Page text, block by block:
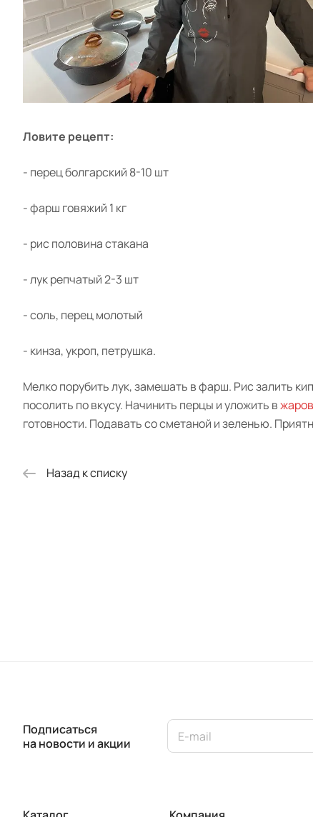
Ловите рецепт:
- перец болгарский 8-10 шт
- фарш говяжий 1 кг
- рис половина стакана
- лук репчатый 2-3 шт
- соль, перец молотый
- кинза, укроп, петрушка.
Мелко порубить лук, замешать в фарш. Рис залить
посолить по вкусу. Начинить перцы и уложить в
готовности. Подавать со сметаной и зеленью.
Назад к списку
Подписаться
на новости и акции